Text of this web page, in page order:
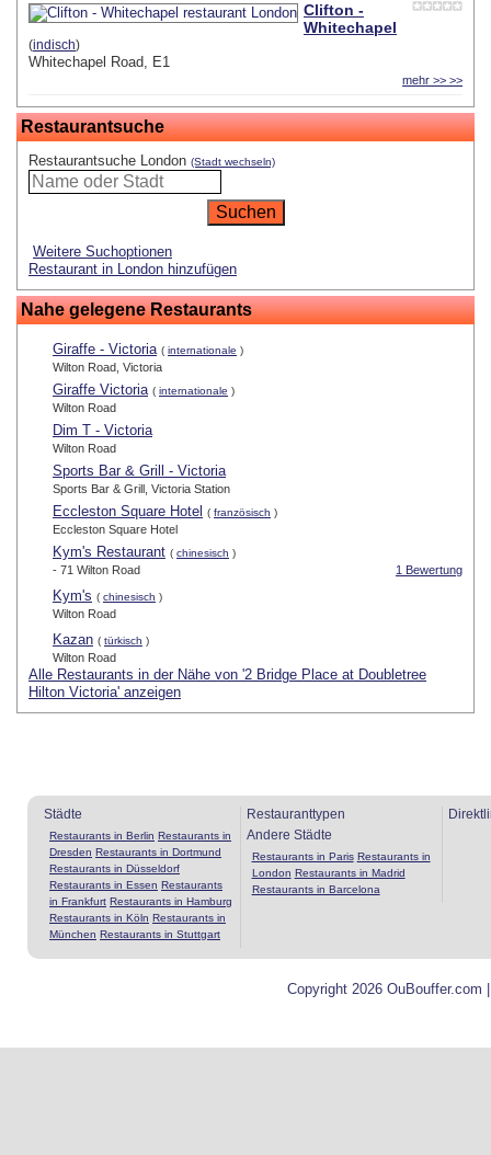
Clifton -
Whitechapel
(indisch)
Whitechapel Road, E1
mehr >> >>
Restaurantsuche
Restaurantsuche London (Stadt wechseln)
Weitere Suchoptionen
Restaurant in London hinzufügen
Nahe gelegene Restaurants
Giraffe - Victoria ( internationale )
Wilton Road, Victoria
Giraffe Victoria ( internationale )
Wilton Road
Dim T - Victoria
Wilton Road
Sports Bar & Grill - Victoria
Sports Bar & Grill, Victoria Station
Eccleston Square Hotel ( französisch )
Eccleston Square Hotel
Kym's Restaurant ( chinesisch )
1 Bewertung
- 71 Wilton Road
Kym's ( chinesisch )
Wilton Road
Kazan ( türkisch )
Wilton Road
Alle Restaurants in der Nähe von '2 Bridge Place at Doubletree
Hilton Victoria' anzeigen
Städte
Restaurants in Berlin Restaurants in
Dresden Restaurants in Dortmund
Restaurants in Düsseldorf
Restaurants in Essen Restaurants
in Frankfurt Restaurants in Hamburg
Restaurants in Köln Restaurants in
München Restaurants in Stuttgart
Restauranttypen
Andere Städte
Restaurants in Paris Restaurants in
London Restaurants in Madrid
Restaurants in Barcelona
Copyright 2026 OuBouffer.com